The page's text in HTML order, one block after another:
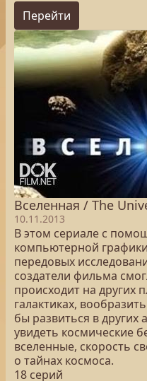
Перейти
Вселенная / The
10.11.2013
В этом сериале с
компьютерной
передовых
создатели фильма
происходит на других
галактиках,
бы развиться в
увидеть космические
вселенные, скорость
о тайнах космоса.
18 серий